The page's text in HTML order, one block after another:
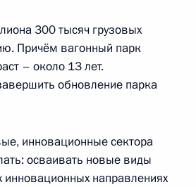
300 тысяч грузовых
Причём вагонный парк
– около 13 лет.
обновление парка
инновационные сектора
осваивать новые виды
инновационных направлениях